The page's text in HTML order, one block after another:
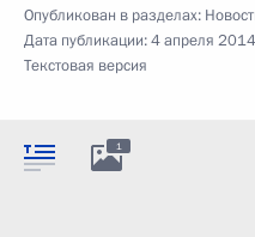
Опубликован в разделах:
Дата публикации:4 апреля
Текстовая версия
1